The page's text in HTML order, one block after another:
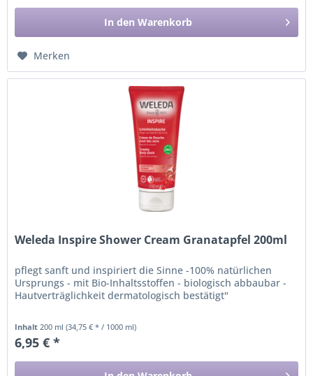
In den Warenkorb
Merken
Weleda Inspire Shower Cream Granatapfel 200ml
pflegt sanft und inspiriert die Sinne -100% natürlichen
Ursprungs - mit Bio-Inhaltsstoffen - biologisch abbaubar -
Hautverträglichkeit dermatologisch bestätigt"
Inhalt 200 ml(34,75 € * / 1000 ml)
6,95 € *